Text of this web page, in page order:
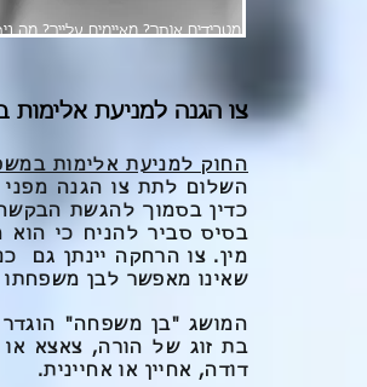
מטרידים אותך? מאיימים עלייך? מה
צו הגנה למניעת
החוק למניעת אלימות
השלום לתת צו הגנה מפני
כדין בסמוך להגשת
בסיס סביר להניח כי הוא
מין. צו הרחקה יינתן גם
שאינו מאפשר לבן משפחתו
המושג "בן משפחה" הוגדר
בת זוג של הורה, צאצא
דודה, אחיין או אחיינית.